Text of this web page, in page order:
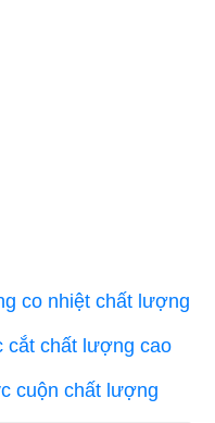
co nhiệt chất lượng
cắt chất lượng cao
cuộn chất lượng